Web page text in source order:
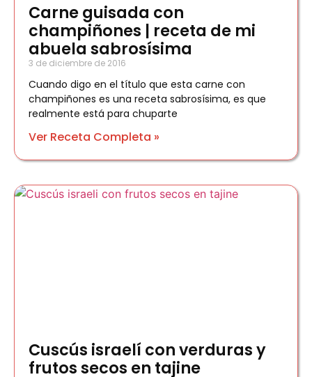
Carne guisada con
champiñones | receta de mi
abuela sabrosísima
3 de diciembre de 2016
Cuando digo en el título que esta carne con
champiñones es una receta sabrosísima, es que
realmente está para chuparte
Ver Receta Completa »
Cuscús israelí con verduras y
frutos secos en tajine